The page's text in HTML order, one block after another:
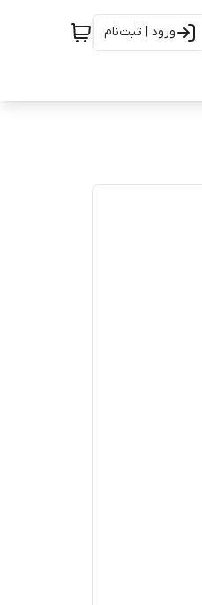
ورود | ثبت‌نام